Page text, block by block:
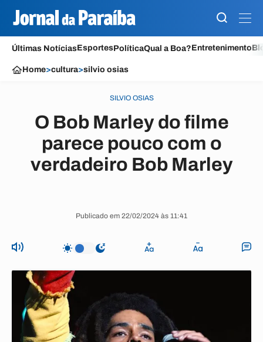
Últimas NotíciasEsportesPolíticaQual a Boa?Entretenimento
Home>cultura>silvio osias
SILVIO OSIAS
O Bob Marley do filme
parece pouco com o
verdadeiro Bob Marley
Publicado em 22/02/2024 às 11:41